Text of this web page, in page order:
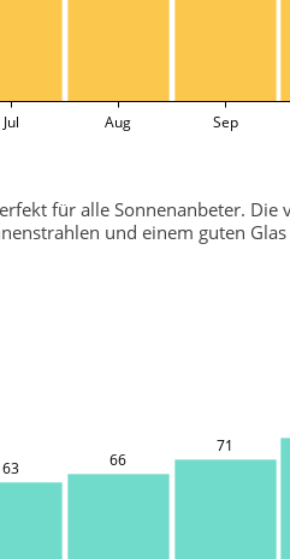
Jul Aug Sep
für alle Sonnenanbeter. Die
und einem guten Glas
63 66
71